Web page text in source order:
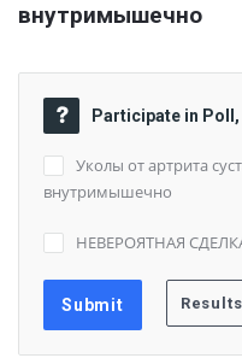
внутримышечно
Participate in
Уколы от артрита
внутримышечно
НЕВЕРОЯТНАЯ